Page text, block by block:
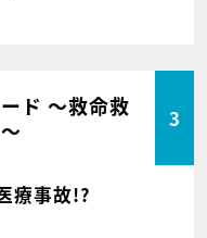
ド ～救命救
3
療事故!?